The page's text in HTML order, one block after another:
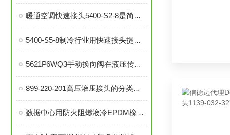
暖通空调快速接头5400-S2-8是简便安装、可靠密封的理想选择
5400-S5-8制冷行业用快速接头提升系统稳定性与操作便捷性
5621P6WQ3手动换向阀在液压传动系统中的关键作用
899-220-201高压液压接头的分类和注意事项
数据中心用防火阻燃液冷EPDM橡胶软管-UL94 V0认证